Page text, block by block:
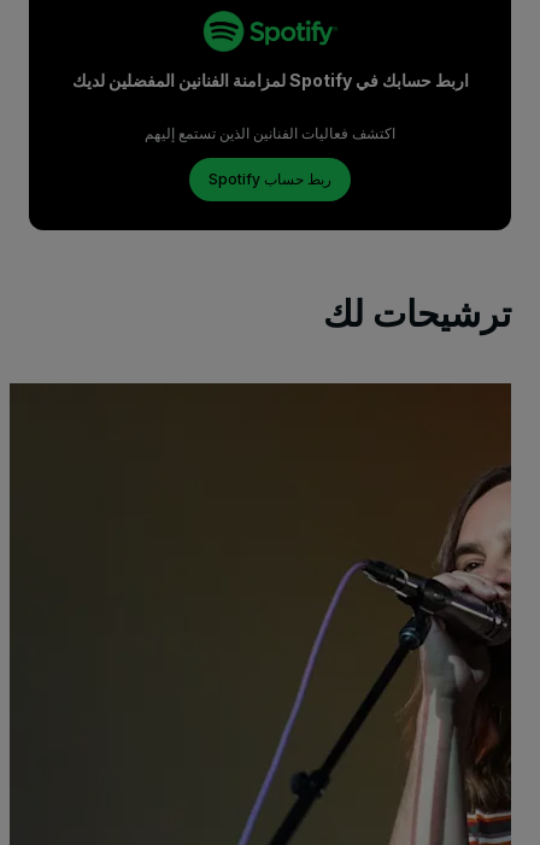
اربط حسابك في Spotify لمزامنة الفنانين المفضلين لديك
اكتشف فعاليات الفنانين الذين تستمع إليهم
ربط حساب Spotify
ترشيحات لك